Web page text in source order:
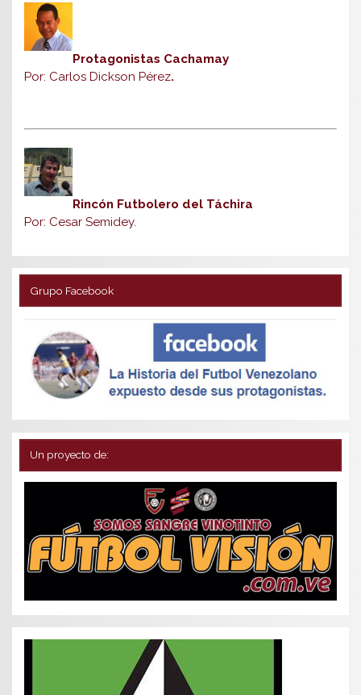
Protagonistas Cachamay
Por: Carlos Dickson Pérez.
Rincón Futbolero del Táchira
Por: Cesar Semidey.
Grupo Facebook
Un proyecto de: